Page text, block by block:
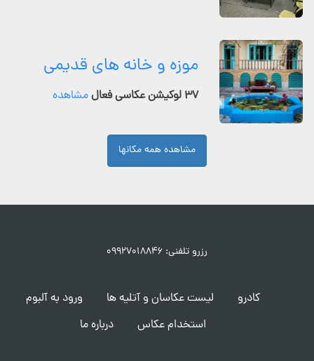
موزه و خانه های قدیمی
۳۷ لوکیشن عکاسی فعال مشاهده
مشاهده همه مکانها
رزرو تلفنی: ۰۹۹۲۷۰۱۸۸۴۶
کادرو لیست عکاسان و آتلیه ها
ورود به آلبوم
استخدام عکاس
درباره ما